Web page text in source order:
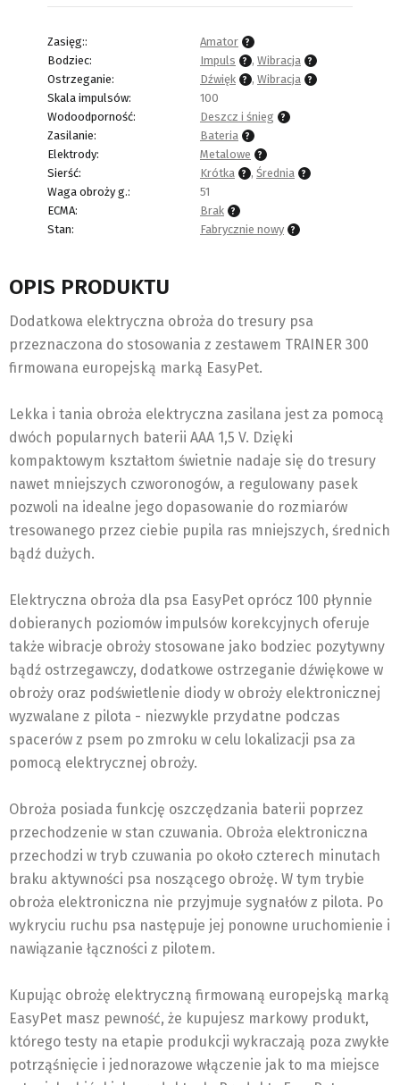
Zasięg::
Amator
Bodziec:
Impuls , Wibracja
Ostrzeganie:
Dźwięk , Wibracja
Skala impulsów:
100
Wodoodporność:
Deszcz i śnieg
Zasilanie:
Bateria
Elektrody:
Metalowe
Sierść:
Krótka , Średnia
Waga obroży g.:
51
ECMA:
Brak
Stan:
Fabrycznie nowy
OPIS PRODUKTU
Dodatkowa elektryczna obroża do tresury psa
przeznaczona do stosowania z zestawem TRAINER 300
firmowana europejską marką EasyPet.
Lekka i tania obroża elektryczna zasilana jest za pomocą
dwóch popularnych baterii AAA 1,5 V. Dzięki
kompaktowym kształtom świetnie nadaje się do tresury
nawet mniejszych czworonogów, a regulowany pasek
pozwoli na idealne jego dopasowanie do rozmiarów
tresowanego przez ciebie pupila ras mniejszych, średnich
bądź dużych.
Elektryczna obroża dla psa EasyPet oprócz 100 płynnie
dobieranych poziomów impulsów korekcyjnych oferuje
także wibracje obroży stosowane jako bodziec pozytywny
bądź ostrzegawczy, dodatkowe ostrzeganie dźwiękowe w
obroży oraz podświetlenie diody w obroży elektronicznej
wyzwalane z pilota - niezwykle przydatne podczas
spacerów z psem po zmroku w celu lokalizacji psa za
pomocą elektrycznej obroży.
Obroża posiada funkcję oszczędzania baterii poprzez
przechodzenie w stan czuwania. Obroża elektroniczna
przechodzi w tryb czuwania po około czterech minutach
braku aktywności psa noszącego obrożę. W tym trybie
obroża elektroniczna nie przyjmuje sygnałów z pilota. Po
wykryciu ruchu psa następuje jej ponowne uruchomienie i
nawiązanie łączności z pilotem.
Kupując obrożę elektryczną firmowaną europejską marką
EasyPet masz pewność, że kupujesz markowy produkt,
którego testy na etapie produkcji wykraczają poza zwykłe
potrząśnięcie i jednorazowe włączenie jak to ma miejsce